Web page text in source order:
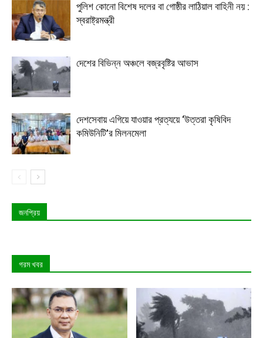
পুলিশ কোনো বিশেষ দলের বা গোষ্ঠীর লাঠিয়াল বাহিনী নয় :
স্বরাষ্ট্রমন্ত্রী
দেশের বিভিন্ন অঞ্চলে বজ্রবৃষ্টির আভাস
দেশসেবায় এগিয়ে যাওয়ার প্রত্যয়ে ‘উত্তরা কৃষিবিদ
কমিউনিটি’র মিলনমেলা
জনপ্রিয়
গরম খবর